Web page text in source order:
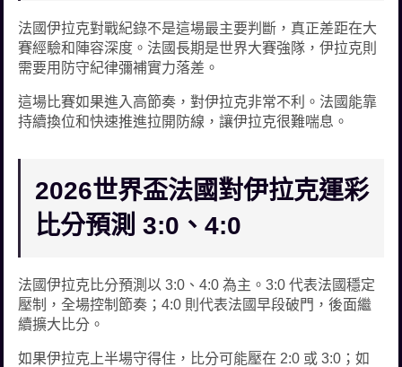
法國伊拉克對戰紀錄不是這場最主要判斷，真正差距在大
賽經驗和陣容深度。法國長期是世界大賽強隊，伊拉克則
需要用防守紀律彌補實力落差。
這場比賽如果進入高節奏，對伊拉克非常不利。法國能靠
持續換位和快速推進拉開防線，讓伊拉克很難喘息。
2026世界盃法國對伊拉克運彩
比分預測 3:0、4:0
法國伊拉克比分預測以 3:0、4:0 為主。3:0 代表法國穩定
壓制，全場控制節奏；4:0 則代表法國早段破門，後面繼
續擴大比分。
如果伊拉克上半場守得住，比分可能壓在 2:0 或 3:0；如